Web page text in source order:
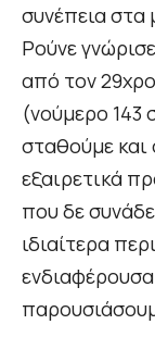
συνέπεια στα
Ρούνε
από τον
(νούμερο 143
σταθούμε και
εξαιρετικά
που δε
ιδιαίτερα